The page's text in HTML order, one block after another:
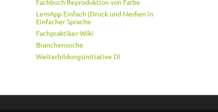
Fachbuch Reproduktion von Farbe
LernApp Einfach (Druck und Medien in
Einfacher Sprache
Fachpraktiker-Wiki
Branchensuche
Weiterbildungsinitiative DI